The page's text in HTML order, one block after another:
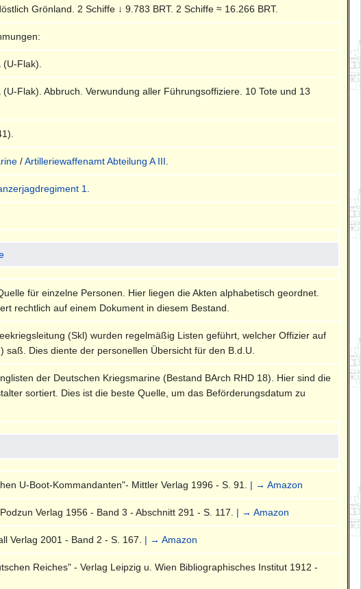
Grönland. 2 Schiffe ↓ 9.783 BRT. 2 Schiffe ≈ 16.266 BRT.
Flak).
Flak). Abbruch. Verwundung aller Führungsoffiziere. 10 Tote und 13
/Artilleriewaffenamt Abteilung A III
1
für einzelne Personen. Hier liegen die Akten alphabetisch geordnet.
rechtlich auf einem Dokument in diesem Bestand.
(Skl) wurden regelmäßig Listen geführt, welcher Offizier auf
Dies diente der personellen Übersicht für den B.d.U.
der Deutschen Kriegsmarine (Bestand BArch RHD 18). Hier sind die
sortiert. Dies ist die beste Quelle, um das Beförderungsdatum zu
U-Boot-Kommandanten"- Mittler Verlag 1996 - S. 91. | → Amazon
Verlag 1956 - Band 3 - Abschnitt 291 - S. 117. | → Amazon
Verlag 2001 - Band 2 - S. 167. | → Amazon
Reiches" - Verlag Leipzig u. Wien Bibliographisches Institut 1912 -